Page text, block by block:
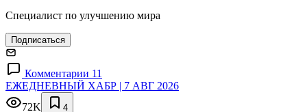
Специалист по улучшению мира
Подписаться
Комментарии 11
ЕЖЕДНЕВНЫЙ ХАБР | 7 АВГ 2026
72K
4